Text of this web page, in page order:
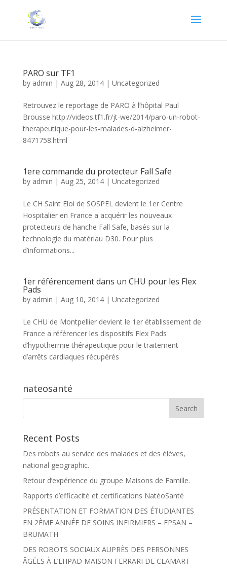
PARO sur TF1
by admin | Aug 28, 2014| Uncategorized
Retrouvez le reportage de PARO à l’hôpital Paul
Brousse http://videos.tf1.fr/jt-we/2014/paro-un-robot-
therapeutique-pour-les-malades-d-alzheimer-
8471758.html
1ere commande du protecteur Fall Safe
by admin | Aug 25, 2014| Uncategorized
Le CH Saint Eloi de SOSPEL devient le 1er Centre
Hospitalier en France a acquérir les nouveaux
protecteurs de hanche Fall Safe, basés sur la
technologie du matériau D30. Pour plus
d’informations...
1er référencement dans un CHU pour les Flex
Pads
by admin | Aug 10, 2014| Uncategorized
Le CHU de Montpellier devient le 1er établissement de
France a référencer les dispositifs Flex Pads
d’hypothermie thérapeutique pour le traitement
d’arrêts cardiaques récupérés
nateosanté
Recent Posts
Des robots au service des malades et des élèves,
national geographic.
Retour d’expérience du groupe Maisons de Famille.
Rapports d’efficacité et certifications NatéoSanté
PRÉSENTATION ET FORMATION DES ÉTUDIANTES
EN 2ÈME ANNÉE DE SOINS INFIRMIERS – EPSAN –
BRUMATH
DES ROBOTS SOCIAUX AUPRÈS DES PERSONNES
ÂGÉES À L’EHPAD MAISON FERRARI DE CLAMART